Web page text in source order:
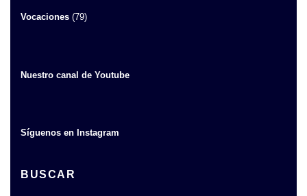
Vocaciones (79)
Nuestro canal de Youtube
Síguenos en Instagram
BUSCAR